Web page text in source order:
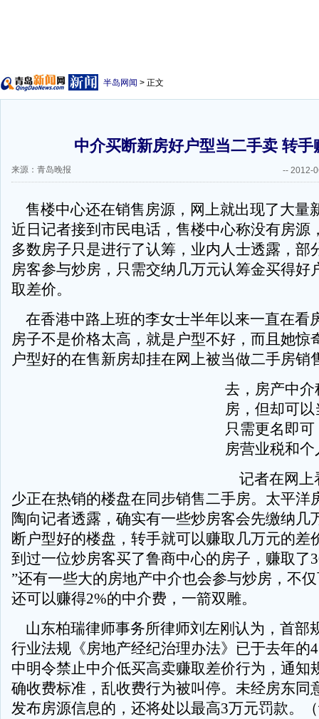
半岛网闻 > 正文
中介买断新房好户型当二手卖 转手
来源：青岛晚报 -- 2012-
售楼中心还在销售房源，网上就出现了大量
近日记者接到市民电话，售楼中心称没有房源
多数房子只是进行了认筹，业内人士透露，部
房客参与炒房，只需交纳几万元认筹金买得好
取差价。
在香港中路上班的李女士半年以来一直在看
房子不是价格太高，就是户型不好，而且她惊
户型好的在售新房却挂在网上被当做二手房销
去，房产中
房，但却可
只需更名即
房营业税和
记者在网上
少正在热销的楼盘在同步销售二手房。太平洋
陶向记者透露，确实有一些炒房客会先缴纳几
断户型好的楼盘，转手就可以赚取几万元的差
到过一位炒房客买了鲁商中心的房子，赚取了
”还有一些大的房地产中介也会参与炒房，不
还可以赚得2%的中介费，一箭双雕。
山东柏瑞律师事务所律师刘左刚认为，首部
行业法规《房地产经纪治理办法》已于去年的
中明令禁止中介低买高卖赚取差价行为，通知
确收费标准，乱收费行为被叫停。未经房东同
发布房源信息的，还将处以最高3万元罚款。